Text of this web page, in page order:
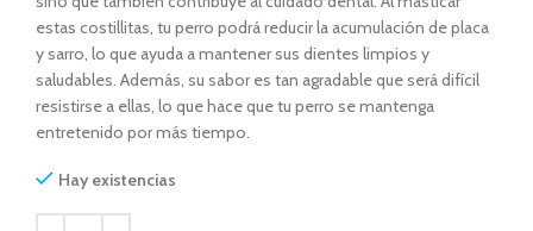
estas costillitas, tu perro podrá reducir la acumulación de placa
y sarro, lo que ayuda a mantener sus dientes limpios y
saludables. Además, su sabor es tan agradable que será difícil
resistirse a ellas, lo que hace que tu perro se mantenga
entretenido por más tiempo.
Hay existencias